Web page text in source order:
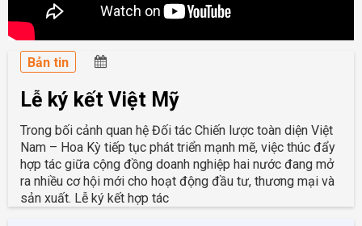
Bản tin
Lễ ký kết Việt Mỹ
Trong bối cảnh quan hệ Đối tác Chiến lược toàn diện Việt
Nam – Hoa Kỳ tiếp tục phát triển mạnh mẽ, việc thúc đẩy
hợp tác giữa cộng đồng doanh nghiệp hai nước đang mở
ra nhiều cơ hội mới cho hoạt động đầu tư, thương mại và
sản xuất. Lễ ký kết hợp tác